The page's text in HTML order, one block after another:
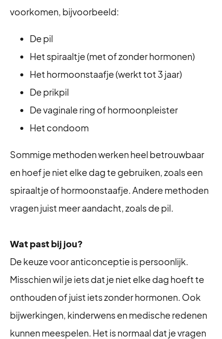
voorkomen, bijvoorbeeld:
De pil
Het spiraaltje (met of zonder hormonen)
Het hormoonstaafje (werkt tot 3 jaar)
De prikpil
De vaginale ring of hormoonpleister
Het condoom
Sommige methoden werken heel betrouwbaar
en hoef je niet elke dag te gebruiken, zoals een
spiraaltje of hormoonstaafje. Andere methoden
vragen juist meer aandacht, zoals de pil.
Wat past bij jou?
De keuze voor anticonceptie is persoonlijk.
Misschien wil je iets dat je niet elke dag hoeft te
onthouden of juist iets zonder hormonen. Ook
bijwerkingen, kinderwens en medische redenen
kunnen meespelen. Het is normaal dat je vragen